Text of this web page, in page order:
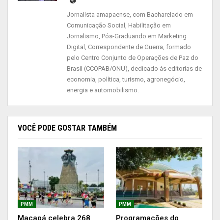
chefe do executivo municipal.
O projeto da Prefeitura de Macapá é construir
uma maternidade de risco habitual para atender
mulheres que não têm complicações durante a
gestação. “A maternidade vai atender mulheres
que engravidam, com uma gestação saudável e
depois de nove meses entram em trabalho de
parto normalmente, sem complicações”, explicou
Obra
Além da emenda parlamentar de R $20 milhões
destinada pelas deputadas federais, o senador
Lucas Barreto vai dispor de R $11 milhões para a
conclusão da obra.
Jornalista amapaense, com Bacharelado em
Comunicação Social, Habilitação em
Jornalismo, Pós-Graduando em Marketing
Digital, Correspondente de Guerra, formado
pelo Centro Conjunto de Operações de Paz do
Brasil (CCOPAB/ONU), dedicado às editorias de
economia, política, turismo, agronegócio,
energia e automobilismo.
VOCÊ PODE GOSTAR TAMBÉM
PMM
Macapá celebra 268
PMM
Programações do